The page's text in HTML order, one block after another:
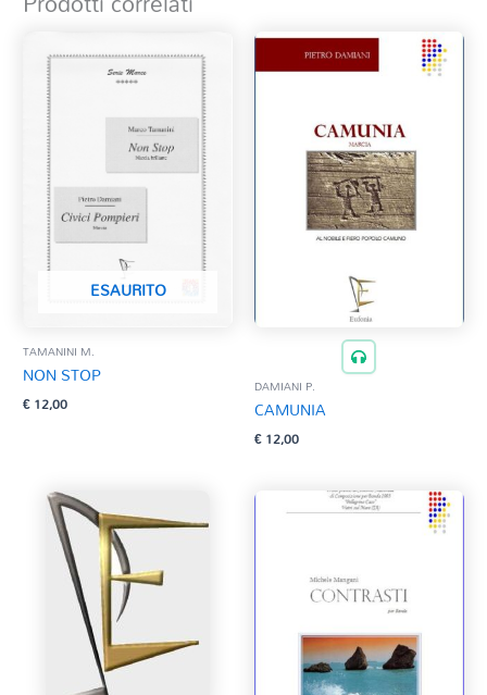
ESAURITO
TAMANINI M.
NON STOP
€12,00
DAMIANI P.
CAMUNIA
€12,00